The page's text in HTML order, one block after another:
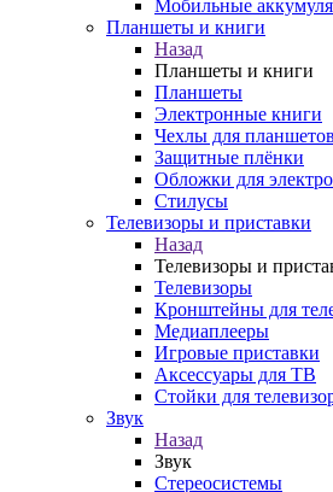
Мобильные
Планшеты и книги
Назад
Планшеты и книги
Планшеты
Электронные книги
Чехлы для планшетов
Защитные плёнки
Обложки для
Стилусы
Телевизоры и приставки
Назад
Телевизоры и
Телевизоры
Кронштейны для
Медиаплееры
Игровые приставки
Аксессуары для ТВ
Стойки для
Звук
Назад
Звук
Стереосистемы